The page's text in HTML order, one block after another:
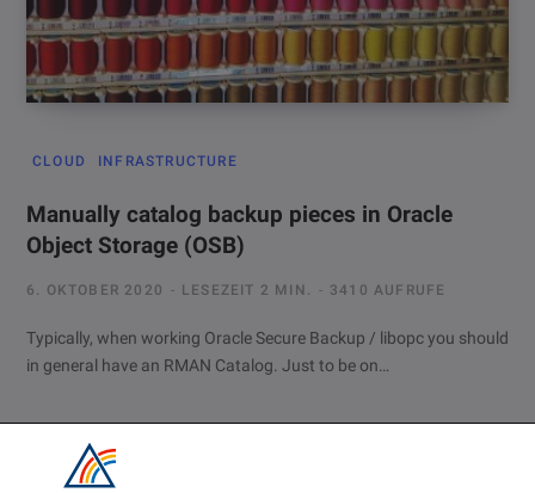
CLOUD INFRASTRUCTURE
Manually catalog backup pieces in Oracle
Object Storage (OSB)
6. OKTOBER 2020 LESEZEIT 2 MIN. 3410 AUFRUFE
Typically, when working Oracle Secure Backup / libopc you should
in general have an RMAN Catalog. Just to be on…